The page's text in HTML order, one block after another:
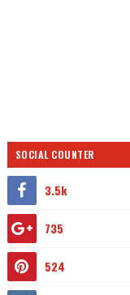
SOCIAL COUNTER
3.5k
735
524